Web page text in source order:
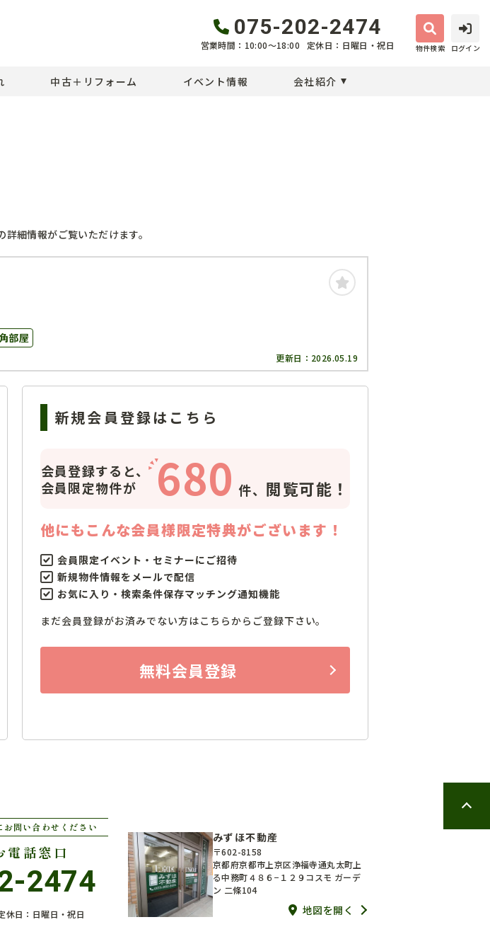
075-202-2474
営業時間：10:00〜18:00 定休日：日曜日・祝日 物件検索 ログイン
中古＋リフォーム イベント情報 会社紹介
細情報がご覧いただけます。
角部屋
更新日： 2026.05.19
新規会員登録はこちら
会員登録すると、
会員限定物件が
680 件、 閲覧可能！
他にもこんな会員様限定特典がございます！
会員限定イベント・セミナーにご招待
新規物件情報をメールで配信
お気に入り・検索条件保存マッチング通知機能
まだ会員登録がお済みでない方はこちらからご登録下さい。
無料会員登録
問い合わせください
電話窓口
2474
休日：日曜日・祝日
みずほ不動産
〒602-8158
京都府京都市上京区浄福寺通丸太町上
る中務町４８６−１２９コスモ ガーデ
ン 二條104
地図を開く